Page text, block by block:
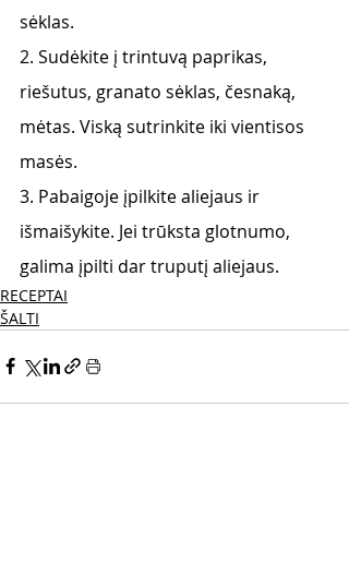
sėklas.
2. Sudėkite į trintuvą paprikas,
riešutus, granato sėklas, česnaką,
mėtas. Viską sutrinkite iki vientisos
masės.
3. Pabaigoje įpilkite aliejaus ir
išmaišykite. Jei trūksta glotnumo,
galima įpilti dar truputį aliejaus.
RECEPTAI
ŠALTI